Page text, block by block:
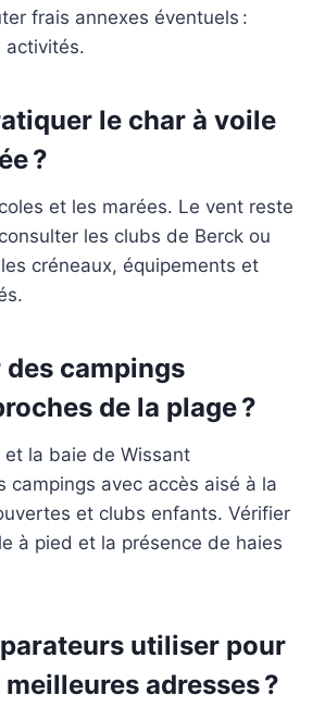
frais annexes éventuels :
activités.
le char à voile
?
et les marées. Le vent reste
les clubs de Berck ou
créneaux, équipements et
campings
de la plage ?
et la baie de Wissant
campings avec accès aisé à la
et clubs enfants. Vérifier
à pied et la présence de haies
utiliser pour
adresses ?